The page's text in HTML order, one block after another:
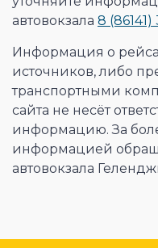
автовокзала 8 (86141)
Информация о
источников, либо
транспортными
сайта не несёт
информацию. За
информацией
автовокзала